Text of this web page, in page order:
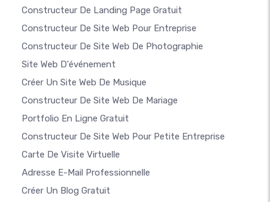
Constructeur De Landing Page Gratuit
Constructeur De Site Web Pour Entreprise
Constructeur De Site Web De Photographie
Site Web D'événement
Créer Un Site Web De Musique
Constructeur De Site Web De Mariage
Portfolio En Ligne Gratuit
Constructeur De Site Web Pour Petite Entreprise
Carte De Visite Virtuelle
Adresse E-Mail Professionnelle
Créer Un Blog Gratuit